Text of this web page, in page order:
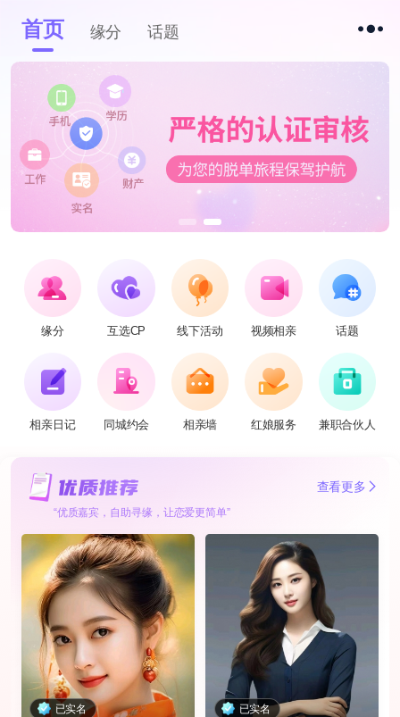
首页 缘分 话题
缘分 互选CP 线下活动 视频相亲 话题
相亲日记 同城约会 相亲墙 红娘服务 兼职合伙人
查看更多
“优质嘉宾，自助寻缘，让恋爱更简单”
已实名 已实名